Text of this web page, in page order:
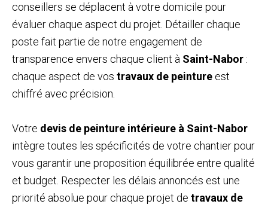
conseillers se déplacent à votre domicile pour
évaluer chaque aspect du projet. Détailler chaque
poste fait partie de notre engagement de
transparence envers chaque client à Saint-Nabor :
chaque aspect de vos travaux de peinture est
chiffré avec précision.
Votre devis de peinture intérieure à Saint-Nabor
intègre toutes les spécificités de votre chantier pour
vous garantir une proposition équilibrée entre qualité
et budget. Respecter les délais annoncés est une
priorité absolue pour chaque projet de travaux de